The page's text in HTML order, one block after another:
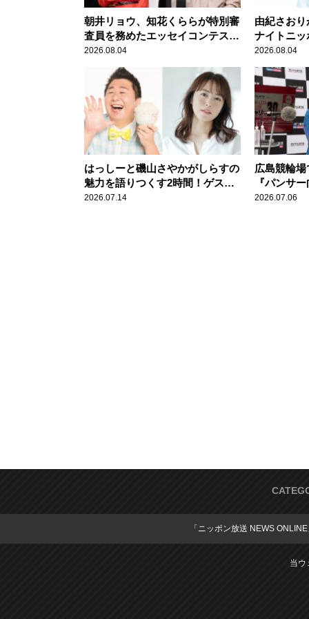
朝井リョウ、知花くららが特別審
査員を務めたエッセイコンテスト
の特別番組「#いまあなたに伝え
たいこと」
2026.08.04
由紀さお
ナイトニ
2026.08.04
はっしーと磯山さやかがしらすの
魅力を語りつくす2時間！ゲスト
は佐久間宣行
2026.07.14
広島競輪
『パンサ
2026.07.06
「ニッポン放送 NEWS
当ウ